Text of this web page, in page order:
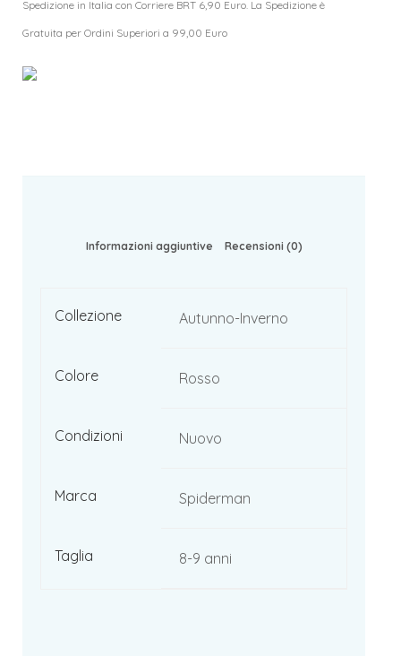
Spedizione in Italia con Corriere BRT 6,90 Euro. La Spedizione è
Gratuita per Ordini Superiori a 99,00 Euro
Informazioni aggiuntive Recensioni (0)
Collezione Autunno-Inverno
Colore Rosso
Condizioni Nuovo
Marca Spiderman
Taglia 8-9 anni